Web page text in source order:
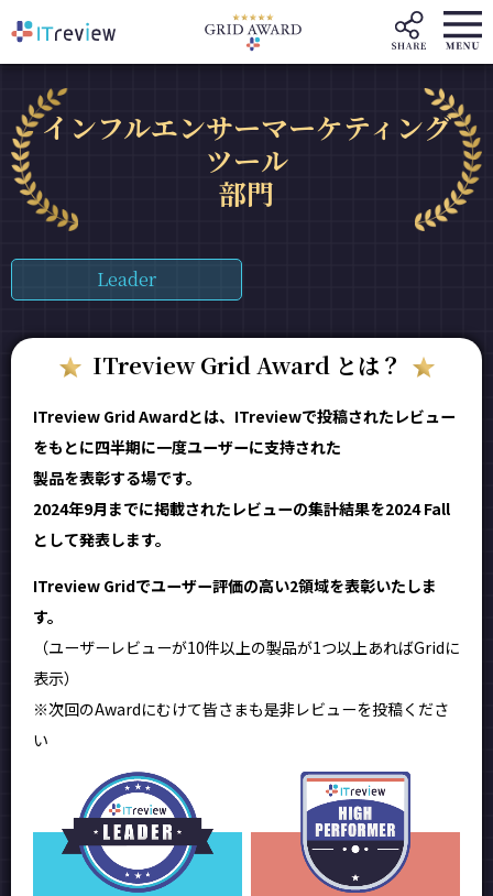
インフルエンサーマーケティング
ツール
部門
Leader
ITreview Grid Award とは？
ITreview Grid Awardとは、ITreviewで投稿されたレビュー
をもとに四半期に一度ユーザーに支持された
製品を表彰する場です。
2024年9月までに掲載されたレビューの集計結果を2024 Fall
として発表します。
ITreview Gridでユーザー評価の高い2領域を表彰いたしま
す。
（ユーザーレビューが10件以上の製品が1つ以上あればGridに
表示）
※次回のAwardにむけて皆さまも是非レビューを投稿くださ
い